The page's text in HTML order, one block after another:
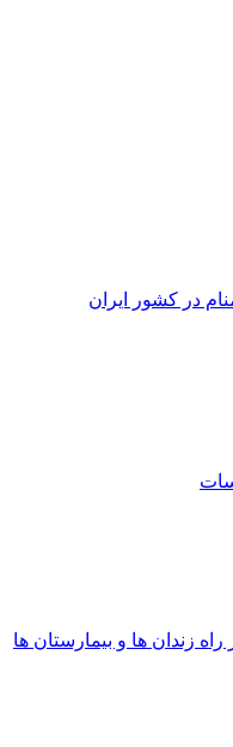
در کشور ایران
زندان ها و بیمارستان ها